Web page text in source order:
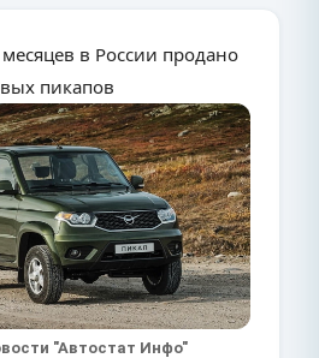
в России продано
пикапов
"Автостат Инфо"